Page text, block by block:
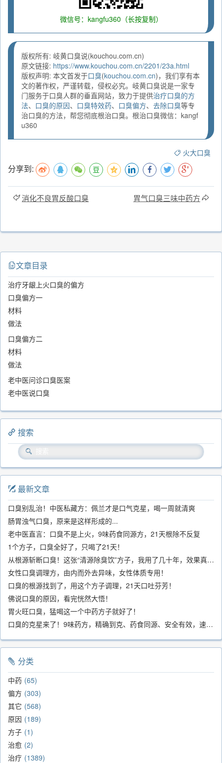
微信号：kangfu360（长按复制）
版权所有: 岐黄口臭说(kouchou.com.cn)
原文链接: https://www.kouchou.com.cn/2201/23a.html
版权声明: 本文首发于口臭(kouchou.com.cn)，我们享有本
文的著作权，严谨转载，侵权必究。岐黄口臭说是一家专
门服务于口臭人群的垂直网站，致力于提供治疗口臭的方
法、 口臭的原因、 口臭特效药、 口臭偏方、 去除口臭等专
治口臭的方法，帮您彻底根治口臭。根治口臭微信：kangf
u360
火大口臭
分享到:
消化不良胃反酸口臭 胃气口臭三味中药方
文章目录
治疗牙龈上火口臭的偏方
口臭偏方一
材料
做法
口臭偏方二
材料
做法
老中医问诊口臭医案
老中医说口臭
搜索
最新文章
口臭别乱治！中医私藏方：佩兰才是口气克星，喝一周就清爽
肠胃浊气口臭，原来是这样形成的...
老中医直言：口臭不是上火，9味药食同源方，21天根除不反复
1个方子，口臭全好了，只喝了21天！
从根源斩断口臭！这张“清源除臭饮”方子，我用了几十年，效果真不错
女性口臭调理方，由内而外去异味，女性体质专用！
口臭的根源找到了，用这个方子调理，21天口吐芬芳！
佛说口臭的原因，看完恍然大悟！
胃火旺口臭，猛喝这一个中药方子就好了！
口臭的克星来了！9味药方，精确到克、药食同源、安全有效，速看！
分类
中药 65
偏方 303
其它 568
原因 189
方子 1
治愈 2
治疗 1389